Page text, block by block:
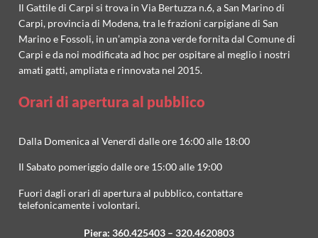
Il Gattile di Carpi si trova in Via Bertuzza n.6, a San Marino di
Carpi, provincia di Modena, tra le frazioni carpigiane di San
Marino e Fossoli, in un’ampia zona verde fornita dal Comune di
Carpi e da noi modificata ad hoc per ospitare al meglio i nostri
amati gatti, ampliata e rinnovata nel 2015.
Orari di apertura al pubblico
Dalla Domenica al Venerdì dalle ore 16:00 alle 18:00
Il Sabato pomeriggio dalle ore 15:00 alle 19:00
Fuori dagli orari di apertura al pubblico, contattare
telefonicamente i volontari.
Piera: 360.425403 – 320.4620803